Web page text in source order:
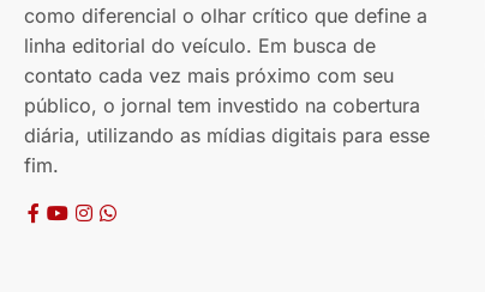
como diferencial o olhar crítico que define a
linha editorial do veículo. Em busca de
contato cada vez mais próximo com seu
público, o jornal tem investido na cobertura
diária, utilizando as mídias digitais para esse
fim.